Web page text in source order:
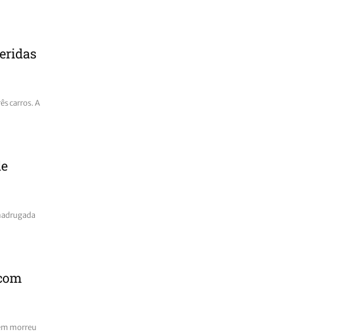
carros. A
morreu